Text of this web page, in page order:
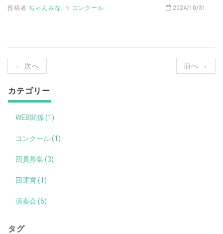
投稿者 ちゃんみな IN コンクール 2024/10/31
← 次へ 前へ →
カテゴリー
WEB関係 (1)
コンクール (1)
団員募集 (3)
団運営 (1)
演奏会 (6)
タグ